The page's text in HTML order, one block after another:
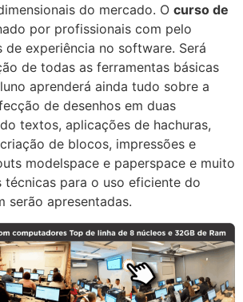
do mercado. O curso de
por profissionais com pelo
de experiência no software. Será
de todas as ferramentas básicas
aprenderá ainda tudo sobre a
de desenhos em duas
textos, aplicações de hachuras,
de blocos, impressões e
modelspace e paperspace e muito
técnicas para o uso eficiente do
serão apresentadas.